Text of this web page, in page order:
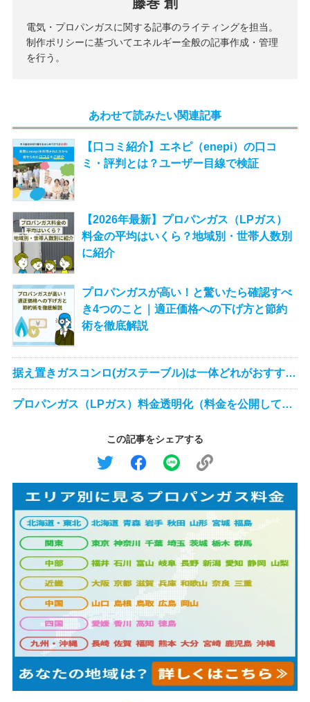
電気・プロパンガスに関する記事のライティングを担当。
制作ポリシーに基づいてエネルギー全般の記事作成・管理
を行う。
あわせて読みたい関連記事
【口コミ紹介】エネピ（enepi）の口コ
ミ・評判とは？ユーザー目線で検証
【2026年最新】プロパンガス（LPガス）
料金の平均はいくら？地域別・世帯人数別
に紹介
プロパンガスが高い！と驚いたら確認すべ
き4つのこと｜適正価格への下げ方と節約
術を徹底解説
据え置きガスコンロ(ガステーブル)は一体どれがおすす
め？徹底比較！
プロパンガス（LPガス）料金透明化（料金を公開してい
この記事をシェアする